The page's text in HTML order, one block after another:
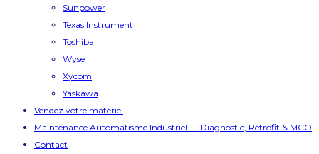
Sunpower
Texas Instrument
Toshiba
Wyse
Xycom
Yaskawa
Vendez votre matériel
Maintenance Automatisme Industriel — Diagnostic, Rétrofit & MCO
Contact